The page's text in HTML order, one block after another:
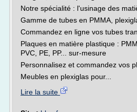
Notre spécialité : l'usinage des
Gamme de tubes en PMMA,
Commandez en ligne vos tubes
Plaques en matière plastique :
PVC, PE, PP... sur-mesure
Personnalisez et commandez vos
Meubles en plexiglas pour...
Lire la suite